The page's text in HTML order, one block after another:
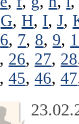
G, H, I,J,
6, 7, 8, 9,
, 26, 27, 28
,45,46,47